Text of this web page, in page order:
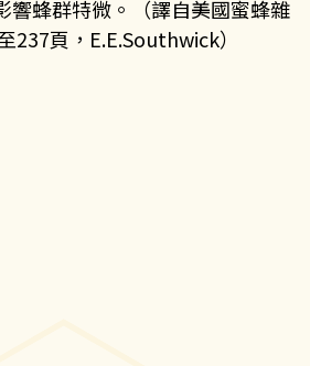
響蜂群特微。（譯自美國蜜蜂雜
237頁， E.E.Southwick）